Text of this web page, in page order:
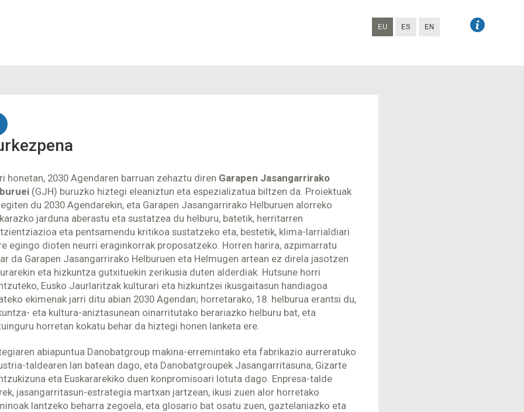
EU ES EN
honetan, 2030 Agendaren barruan zehaztu diren Garapen Jasangarrirako
(GJH) buruzko hiztegi eleaniztun eta espezializatua biltzen da. Proiektuak
du 2030 Agendarekin, eta Garapen Jasangarrirako Helburuen alorreko
jarduna aberastu eta sustatzea du helburu, batetik, herritarren
eta pentsamendu kritikoa sustatzeko eta, bestetik, klima-larrialdiari
egingo dioten neurri eraginkorrak proposatzeko. Horren harira, azpimarratu
da Garapen Jasangarrirako Helburuen eta Helmugen artean ez direla jasotzen
eta hizkuntza gutxituekin zerikusia duten alderdiak. Hutsune horri
Eusko Jaurlaritzak kulturari eta hizkuntzei ikusgaitasun handiagoa
ekimenak jarri ditu abian 2030 Agendan; horretarako, 18. helburua erantsi du,
eta kultura-aniztasunean oinarritutako berariazko helburu bat, eta
horretan kokatu behar da hiztegi honen lanketa ere.
abiapuntua Danobatgroup makina-erremintako eta fabrikazio aurreratuko
taldearen lan batean dago, eta Danobatgroupek Jasangarritasuna, Gizarte
eta Euskararekiko duen konpromisoari lotuta dago. Enpresa-talde
jasangarritasun-estrategia martxan jartzean, ikusi zuen alor horretako
lantzeko beharra zegoela, eta glosario bat osatu zuen, gaztelaniazko eta